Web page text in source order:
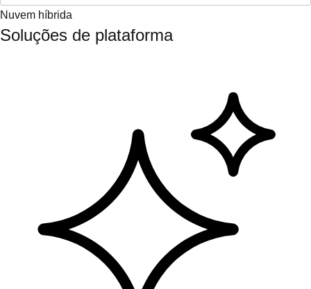
Nuvem híbrida
Soluções de plataforma